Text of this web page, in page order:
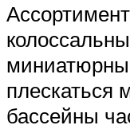
плескаться
бассейны